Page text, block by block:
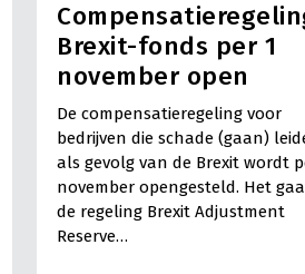
Brexit-fonds per 1
november open
De compensatieregeling voor
bedrijven die schade (gaan)
als gevolg van de Brexit wordt
november opengesteld. Het
de regeling Brexit Adjustment
Reserve…